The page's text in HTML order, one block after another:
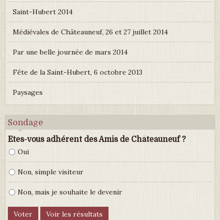
Saint-Hubert 2014
Médiévales de Châteauneuf, 26 et 27 juillet 2014
Par une belle journée de mars 2014
Fête de la Saint-Hubert, 6 octobre 2013
Paysages
Sondage
Etes-vous adhérent des Amis de Châteauneuf ?
Oui
Non, simple visiteur
Non, mais je souhaite le devenir